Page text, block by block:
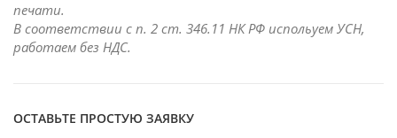
печати.
В соответствии с п. 2 ст. 346.11 НК РФ испольуем УСН,
работаем без НДС.
ОСТАВЬТЕ ПРОСТУЮ ЗАЯВКУ